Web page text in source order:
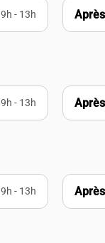
9h - 13h
9h - 13h
9h - 13h